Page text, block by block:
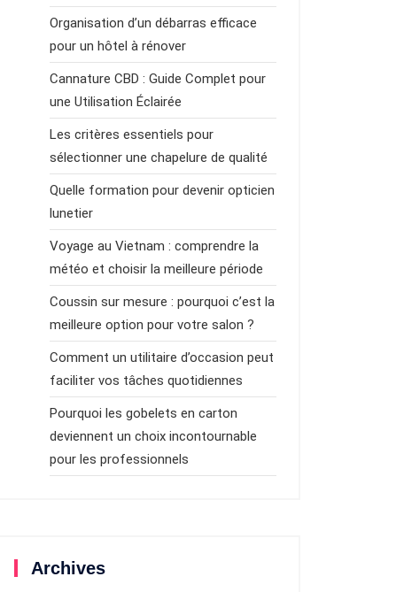
Organisation d’un débarras efficace
pour un hôtel à rénover
Cannature CBD : Guide Complet pour
une Utilisation Éclairée
Les critères essentiels pour
sélectionner une chapelure de qualité
Quelle formation pour devenir opticien
lunetier
Voyage au Vietnam : comprendre la
météo et choisir la meilleure période
Coussin sur mesure : pourquoi c’est la
meilleure option pour votre salon ?
Comment un utilitaire d’occasion peut
faciliter vos tâches quotidiennes
Pourquoi les gobelets en carton
deviennent un choix incontournable
pour les professionnels
Archives